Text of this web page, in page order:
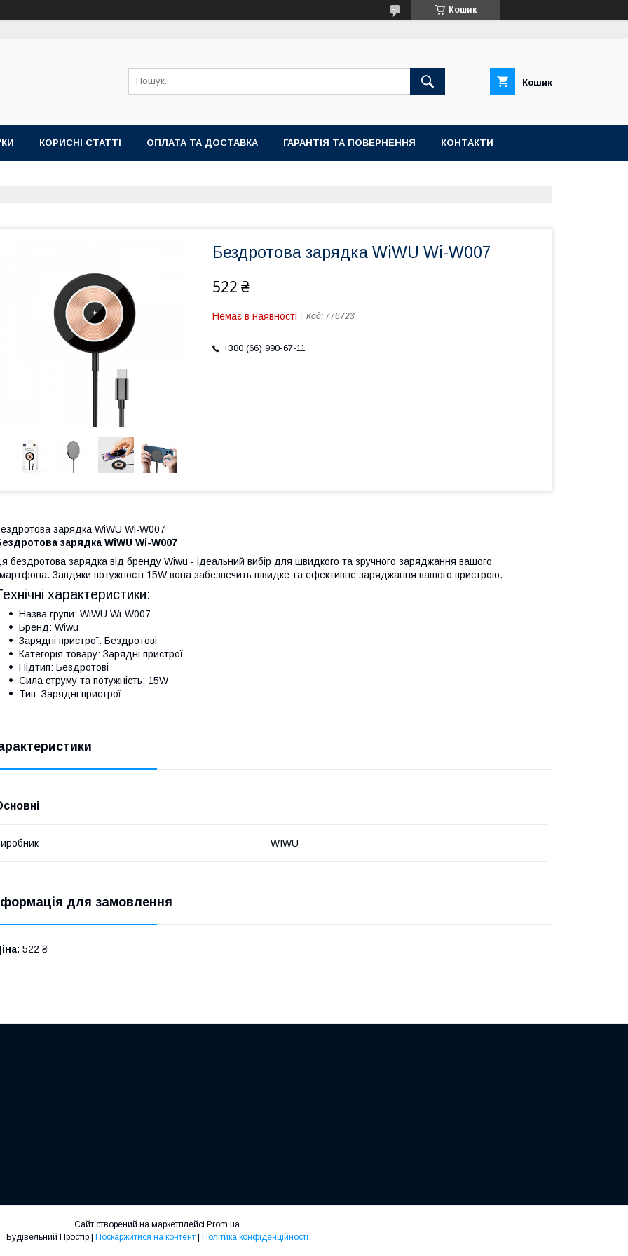
Кошик
Кошик
КОРИСНІ СТАТТІ ОПЛАТА ТА ДОСТАВКА ГАРАНТІЯ ТА ПОВЕРНЕННЯ КОНТАКТИ
Бездротова зарядка WiWU Wi-W007
522 ₴
Немає в наявності Код: 776723
+380 (66) 990-67-11
зарядка WiWU Wi-W007
зарядка WiWU Wi-W007
бездротова зарядка від бренду Wiwu - ідеальний вибір для швидкого та зручного заряджання вашого
Завдяки потужності 15W вона забезпечить швидке та ефективне заряджання вашого пристрою.
характеристики:
Назва групи: WiWU Wi-W007
Бренд: Wiwu
Зарядні пристрої: Бездротові
Категорія товару: Зарядні пристрої
Підтип: Бездротові
Сила струму та потужність: 15W
Тип: Зарядні пристрої
WIWU
для замовлення
522 ₴
Сайт створений на маркетплейсі Prom.ua
Поскаржитися на контент Політика конфіденційності